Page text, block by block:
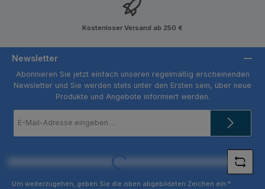
Kostenloser Versand ab 250 €
Newsletter
Abonnieren Sie jetzt einfach unseren regelmäßig erscheinenden
Newsletter und Sie werden stets unter den Ersten sein, über neue
Produkte und Angebote informiert werden.
Mail-
Loading...
Um weiterzugehen, geben Sie die oben abgebildeten Zeichen ein *